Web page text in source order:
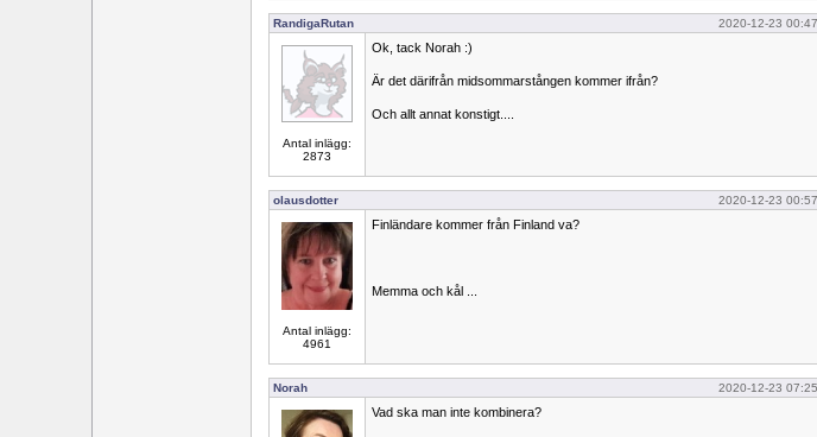
RandigaRutan 2020-12-23 00:47
Antal inlägg:
2873
Ok, tack Norah :)
Är det därifrån midsommarstången kommer ifrån?
Och allt annat konstigt....
olausdotter 2020-12-23 00:57
Antal inlägg:
4961
Finländare kommer från Finland va?
Memma och kål ...
Norah 2020-12-23 07:25
Vad ska man inte kombinera?